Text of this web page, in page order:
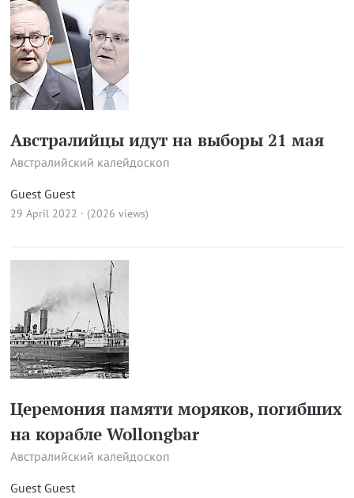
Австралийцы идут на выборы 21 мая
Австралийский калейдоскоп
Guest Guest
29 April 2022 · (2026 views)
Церемония памяти моряков, погибших
на корабле Wollongbar
Австралийский калейдоскоп
Guest Guest